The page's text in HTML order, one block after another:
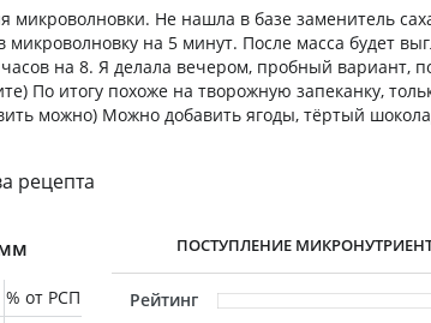
Не нашла в базе заменитель
микроволновку на 5 минут. После масса будет
на 8. Я делала вечером, пробный вариант,
По итогу похоже на творожную запеканку,
можно) Можно добавить ягоды, тёртый
рецепта
% от РСП
ПОСТУПЛЕНИЕ
Рейтинг